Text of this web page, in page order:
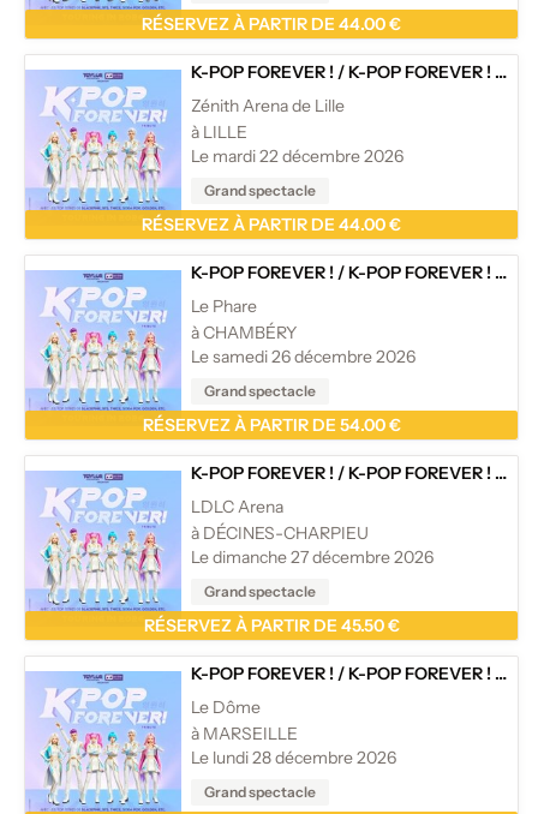
RÉSERVEZ À PARTIR DE 44.00 €
K-POP FOREVER ! /K-POP FOREVER ! - TOURNÉE
Zénith Arena de Lille
à LILLE
Le mardi 22 décembre 2026
Grand spectacle
RÉSERVEZ À PARTIR DE 44.00 €
K-POP FOREVER ! /K-POP FOREVER ! - TOURNÉE
Le Phare
à CHAMBÉRY
Le samedi 26 décembre 2026
Grand spectacle
RÉSERVEZ À PARTIR DE 54.00 €
K-POP FOREVER ! /K-POP FOREVER ! - TOURNÉE
LDLC Arena
à DÉCINES-CHARPIEU
Le dimanche 27 décembre 2026
Grand spectacle
RÉSERVEZ À PARTIR DE 45.50 €
K-POP FOREVER ! /K-POP FOREVER ! - TOURNÉE
Le Dôme
à MARSEILLE
Le lundi 28 décembre 2026
Grand spectacle